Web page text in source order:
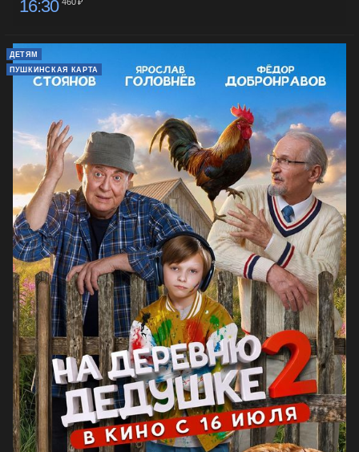
16:30
ДЕТЯМ
ПУШКИНСКАЯ КАРТА